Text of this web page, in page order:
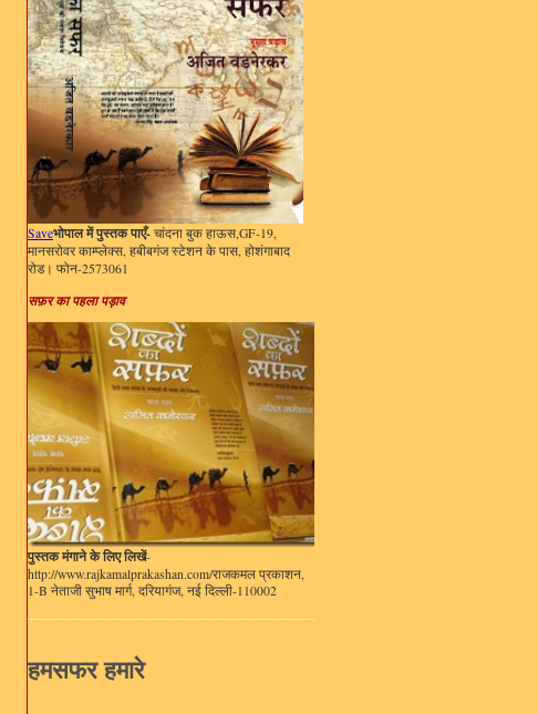
Saveभोपाल में पुस्तक पाएँ- चांदना बुक हाऊस,GF-19,
मानसरोवर काम्प्लेक्स, हबीबगंज स्टेशन के पास, होशंगाबाद
रोड। फोन-2573061
सफ़र का पहला पड़ाव
पुस्तक मंगाने के लिए लिखें-
http://www.rajkamalprakashan.com/राजकमल प्रकाशन,
1-B नेताजी सुभाष मार्ग, दरियागंज, नई दिल्ली-110002
हमसफर हमारे